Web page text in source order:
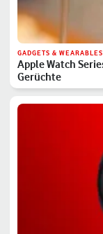
GADGETS & WEARABLES
Apple Watch
Gerüchte